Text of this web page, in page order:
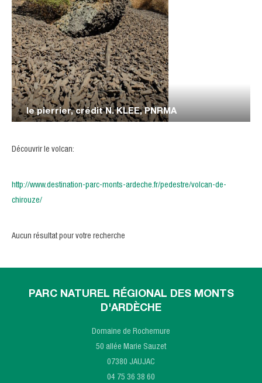
le pierrier, crédit N. KLEE, PNRMA
Découvrir le volcan:
http://www.destination-parc-monts-ardeche.fr/pedestre/volcan-de-
chirouze/
Aucun résultat pour votre recherche
PARC NATUREL RÉGIONAL DES MONTS
D'ARDÈCHE
Domaine de Rochemure
50 allée Marie Sauzet
07380 JAUJAC
04 75 36 38 60